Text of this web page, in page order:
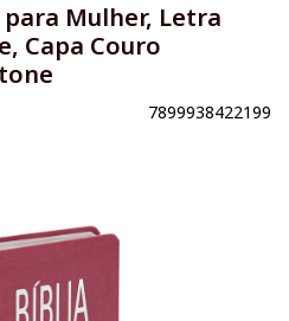
para Mulher, Letra
Capa Couro
7899938422199